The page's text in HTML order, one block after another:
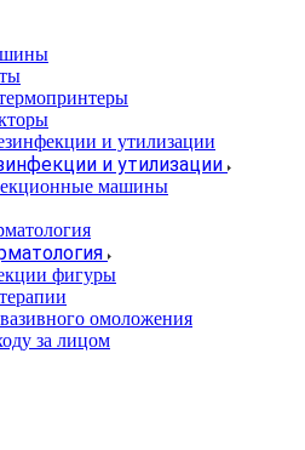
и утилизации
машины
фигуры
омоложения
за лицом